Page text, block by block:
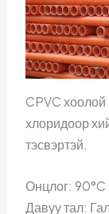
CPVC
хлоридоор
тэсвэртэй.
Онцлог: 90°C
Давуу тал: